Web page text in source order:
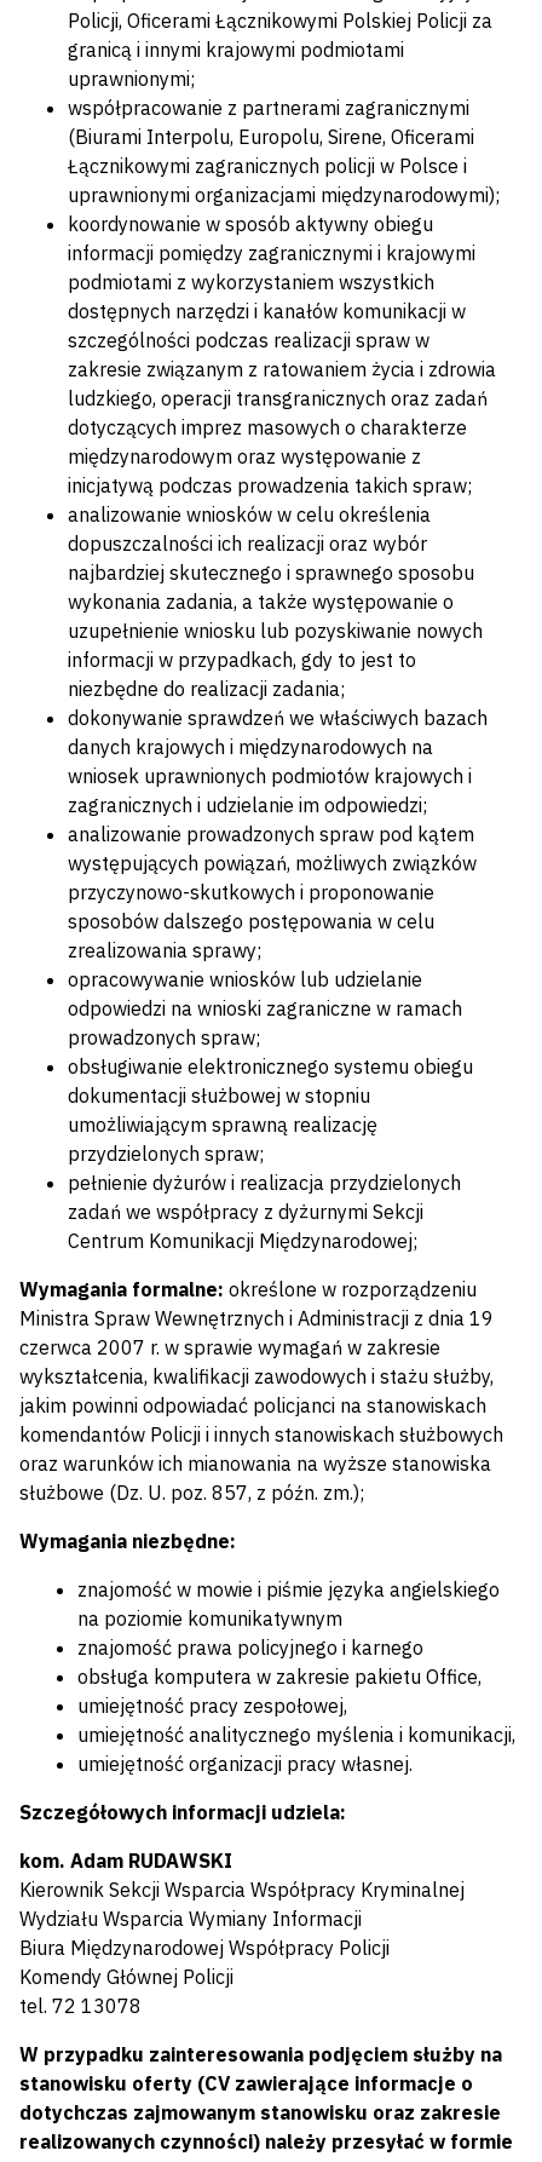
Policji, Oficerami Łącznikowymi Polskiej Policji za
granicą i innymi krajowymi podmiotami
uprawnionymi;
współpracowanie z partnerami zagranicznymi
(Biurami Interpolu, Europolu, Sirene, Oficerami
Łącznikowymi zagranicznych policji w Polsce i
uprawnionymi organizacjami międzynarodowymi);
koordynowanie w sposób aktywny obiegu
informacji pomiędzy zagranicznymi i krajowymi
podmiotami z wykorzystaniem wszystkich
dostępnych narzędzi i kanałów komunikacji w
szczególności podczas realizacji spraw w
zakresie związanym z ratowaniem życia i zdrowia
ludzkiego, operacji transgranicznych oraz zadań
dotyczących imprez masowych o charakterze
międzynarodowym oraz występowanie z
inicjatywą podczas prowadzenia takich spraw;
analizowanie wniosków w celu określenia
dopuszczalności ich realizacji oraz wybór
najbardziej skutecznego i sprawnego sposobu
wykonania zadania, a także występowanie o
uzupełnienie wniosku lub pozyskiwanie nowych
informacji w przypadkach, gdy to jest to
niezbędne do realizacji zadania;
dokonywanie sprawdzeń we właściwych bazach
danych krajowych i międzynarodowych na
wniosek uprawnionych podmiotów krajowych i
zagranicznych i udzielanie im odpowiedzi;
analizowanie prowadzonych spraw pod kątem
występujących powiązań, możliwych związków
przyczynowo-skutkowych i proponowanie
sposobów dalszego postępowania w celu
zrealizowania sprawy;
opracowywanie wniosków lub udzielanie
odpowiedzi na wnioski zagraniczne w ramach
prowadzonych spraw;
obsługiwanie elektronicznego systemu obiegu
dokumentacji służbowej w stopniu
umożliwiającym sprawną realizację
przydzielonych spraw;
pełnienie dyżurów i realizacja przydzielonych
zadań we współpracy z dyżurnymi Sekcji
Centrum Komunikacji Międzynarodowej;
Wymagania formalne: określone w rozporządzeniu
Ministra Spraw Wewnętrznych i Administracji z dnia 19
czerwca 2007 r. w sprawie wymagań w zakresie
wykształcenia, kwalifikacji zawodowych i stażu służby,
jakim powinni odpowiadać policjanci na stanowiskach
komendantów Policji i innych stanowiskach służbowych
oraz warunków ich mianowania na wyższe stanowiska
służbowe (Dz. U. poz. 857, z późn. zm.);
Wymagania niezbędne:
znajomość w mowie i piśmie języka angielskiego
na poziomie komunikatywnym
znajomość prawa policyjnego i karnego
obsługa komputera w zakresie pakietu Office,
umiejętność pracy zespołowej,
umiejętność analitycznego myślenia i komunikacji,
umiejętność organizacji pracy własnej.
Szczegółowych informacji udziela:
kom. Adam RUDAWSKI
Kierownik Sekcji Wsparcia Współpracy Kryminalnej
Wydziału Wsparcia Wymiany Informacji
Biura Międzynarodowej Współpracy Policji
Komendy Głównej Policji
tel. 72 13078
W przypadku zainteresowania podjęciem służby na
stanowisku oferty (CV zawierające informacje o
dotychczas zajmowanym stanowisku oraz zakresie
realizowanych czynności) należy przesyłać w formie